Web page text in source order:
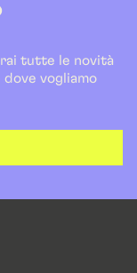
tutte le novità
vogliamo